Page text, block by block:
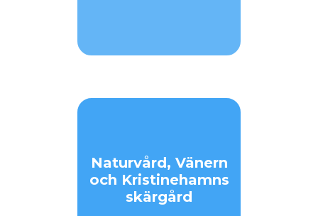
Naturvård, Vänern
och Kristinehamns
skärgård